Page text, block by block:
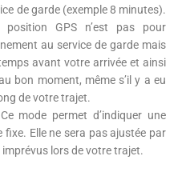
de garde (exemple 8 minutes).
position GPS n’est pas pour
au service de garde mais
avant votre arrivée et ainsi
bon moment, même s’il y a eu
de votre trajet.
mode permet d’indiquer une
fixe. Elle ne sera pas ajustée par
imprévus lors de votre trajet.